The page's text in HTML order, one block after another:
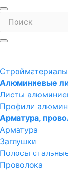
Стройматериалы
Алюминиевые
Листы
Профили
Арматура,
Арматура
Заглушки
Полосы
Проволока